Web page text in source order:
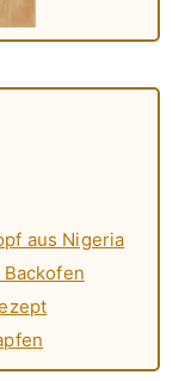
aus Nigeria